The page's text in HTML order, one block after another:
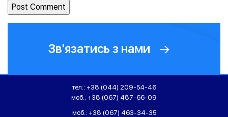
Зв'язатись з нами
тел.: +38 (044) 209-54-46
моб.: +38 (067) 487-66-09
моб.:+38 (067) 463-34-35